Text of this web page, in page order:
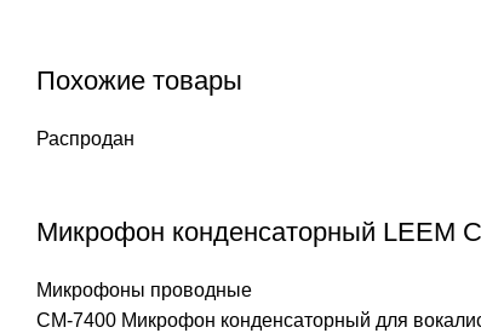
Похожие товары
Распродан
Микрофон конденсаторный LEEM
Микрофоны проводные
CM-7400 Микрофон конденсаторный для